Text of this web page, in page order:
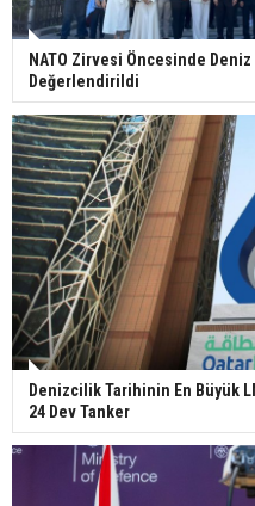
NATO Zirvesi Öncesinde
Değerlendirildi
Denizcilik Tarihinin En Büyük
24 Dev Tanker